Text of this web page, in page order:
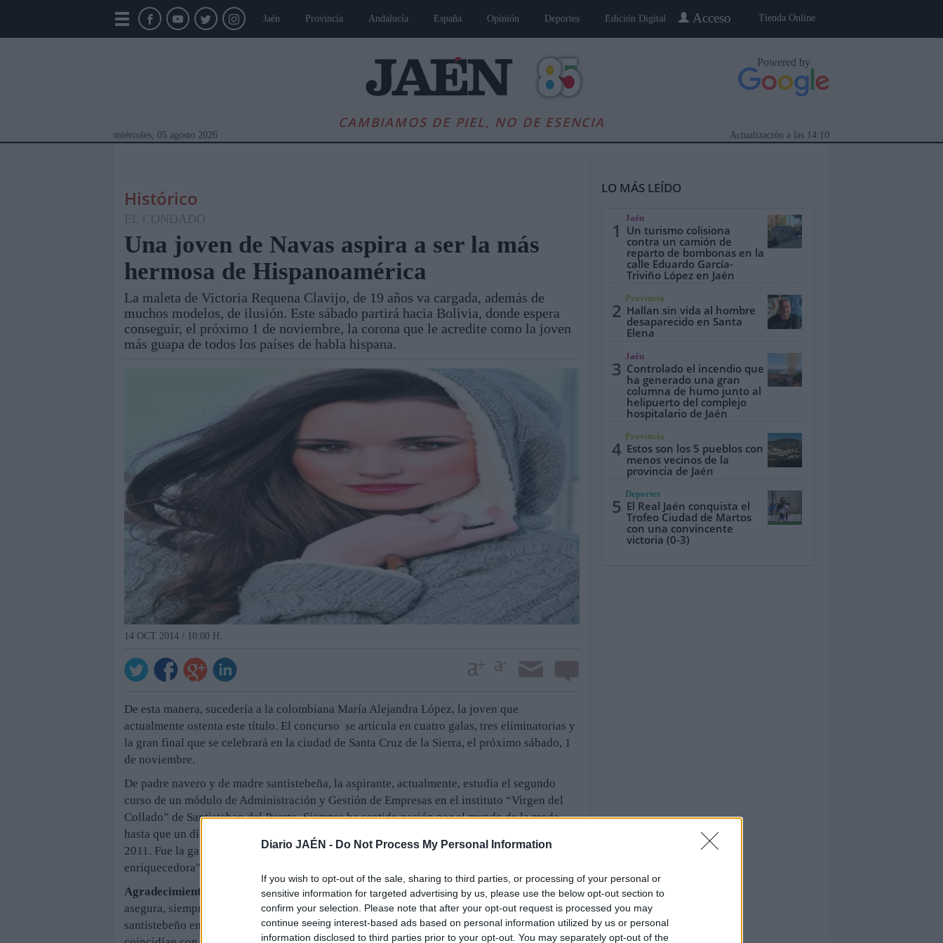
Diario JAÉN - Do Not Process My Personal Information
If you wish to opt-out of the sale, sharing to third parties, or processing of your personal or
sensitive information for targeted advertising by us, please use the below opt-out section to
confirm your selection. Please note that after your opt-out request is processed you may
continue seeing interest-based ads based on personal information utilized by us or personal
information disclosed to third parties prior to your opt-out. You may separately opt-out of the
Tienda Online
Acceso
Jaén Provincia Andalucía España Opinión Deportes Edición Digital
CAMBIAMOS DE PIEL, NO DE ESENCIA
Powered by
miércoles, 05 agosto 2026 14:10
Actualización a las
Módulos Portada Jaén Provincia Linares Andalucía Internacional Jaén, Pueblo a Pueblo Gente
Histórico
EL CONDADO
Una joven de Navas aspira a ser la más
hermosa de Hispanoamérica
La maleta de Victoria Requena Clavijo, de 19 años va cargada, además de
muchos modelos, de ilusión. Este sábado partirá hacia Bolivia, donde espera
conseguir, el próximo 1 de noviembre, la corona que le acredite como la joven
más guapa de todos los países de habla hispana.
14 OCT 2014 / 10:00 H.
De esta manera, sucedería a la colombiana María Alejandra López, la joven que
actualmente ostenta este título. El concurso se articula en cuatro galas, tres eliminatorias y
la gran final que se celebrará en la ciudad de Santa Cruz de la Sierra, el próximo sábado, 1
de noviembre.
De padre navero y de madre santistebeña, la aspirante, actualmente, estudia el segundo
curso de un módulo de Administración y Gestión de Empresas en el instituto “Virgen del
Collado” de Santisteban del Puerto. Siempre ha sentido pasión por el mundo de la moda
hasta que un día, tal y como relata, le animaron a presentarse al concurso de Miss Jaén
2011. Fue la ganadora con 16 años. Fue, como recuerda, una “experiencia muy grata y
enriquecedora”. “Conocí mucha gente interesante”, dice.
Agradecimientos
. Esta guapa navera agradece el respaldo de sus padres, con los que
asegura, siempre contó. También tiene palabras cariñosas para los profesores del instituto
santistebeño en el que estudia. “Me han adelantado algunos exámenes, porque me
LO MÁS LEÍDO
1
Jaén
Un turismo colisiona
contra un camión de
reparto de bombonas en la
calle Eduardo García-
Triviño López en Jaén
2
Provincia
Hallan sin vida al hombre
desaparecido en Santa
Elena
3
Jaén
Controlado el incendio que
ha generado una gran
columna de humo junto al
helipuerto del complejo
hospitalario de Jaén
4
Provincia
Estos son los 5 pueblos con
menos vecinos de la
provincia de Jaén
5
Deportes
El Real Jaén conquista el
Trofeo Ciudad de Martos
con una convincente
victoria (0-3)